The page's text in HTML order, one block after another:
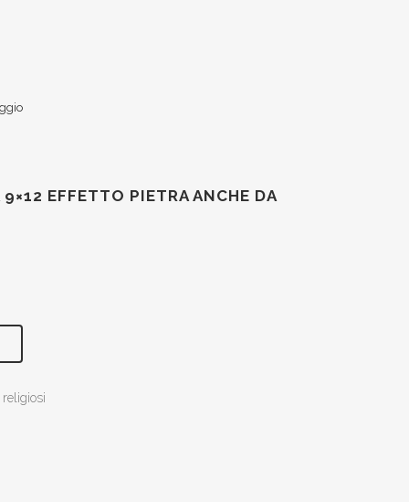
EFFETTO PIETRA ANCHE DA